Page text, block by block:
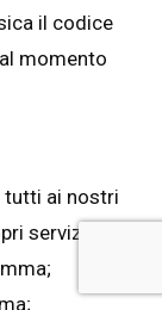
il codice
momento
tutti ai nostri
servizi: